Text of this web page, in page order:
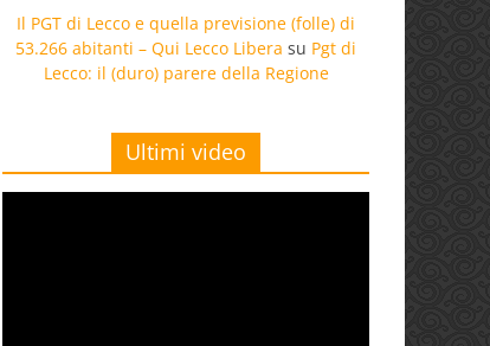
Il PGT di Lecco e quella previsione (folle) di
53.266 abitanti – Qui Lecco Libera su Pgt di
Lecco: il (duro) parere della Regione
Ultimi video